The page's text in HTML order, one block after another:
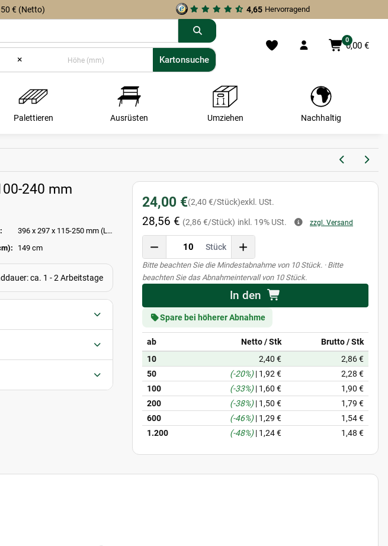
€ (Netto) 4,65 Hervorragend
0
0,00 €
× Kartonsuche
Kartonsuche
Palettieren Ausrüsten Umziehen Nachhaltig
240 mm
396 x 297 x 115-250 mm (L x B x H)
149 cm
ca. 1 - 2 Arbeitstage
24,00 €(2,40 €/Stück)exkl. USt.
28,56 € (2,86 €/Stück) inkl. 19% USt. zzgl. Versand
Stück
xBitte beachten Sie die Mindestabnahme von 10 Stück. · Bitte
beachten Sie das Abnahmeintervall von 10 Stück.
In den
Spare bei höherer Abnahme
ab Netto / Stk
Brutto / Stk
10
2,40 €
2,86 €
50
(-20%)| 1,92 €
2,28 €
100
(-33%)| 1,60 €
1,90 €
200
(-38%)| 1,50 €
1,79 €
600
(-46%)| 1,29 €
1,54 €
1.200
(-48%)| 1,24 € 1,48 €